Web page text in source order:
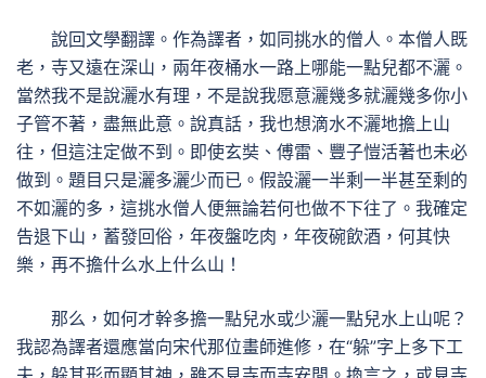
說回文學翻譯。作為譯者，如同挑水的僧人。本僧人既
老，寺又遠在深山，兩年夜桶水一路上哪能一點兒都不灑。
當然我不是說灑水有理，不是說我愿意灑幾多就灑幾多你小
子管不著，盡無此意。說真話，我也想滴水不灑地擔上山
往，但這注定做不到。即使玄奘、傅雷、豐子愷活著也未必
做到。題目只是灑多灑少而已。假設灑一半剩一半甚至剩的
不如灑的多，這挑水僧人便無論若何也做不下往了。我確定
告退下山，蓄發回俗，年夜盤吃肉，年夜碗飲酒，何其快
樂，再不擔什么水上什么山！
那么，如何才幹多擔一點兒水或少灑一點兒水上山呢？
我認為譯者還應當向宋代那位畫師進修，在“躲”字上多下工